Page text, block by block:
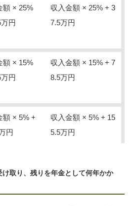
額 × 25%
円
収入金額 × 25% + 3
7.5万円
額 × 15%
円
収入金額 × 15% + 7
8.5万円
額 × 5% +
円
収入金額 × 5% + 15
5.5万円
取り、残りを年金として何年かか